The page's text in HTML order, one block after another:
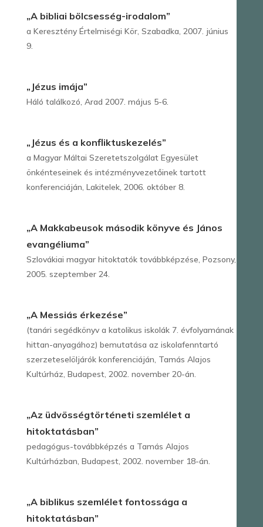
„A bibliai bölcsesség-irodalom”
a Keresztény Értelmiségi Kör, Szabadka, 2007. június
9.
„Jézus imája”
Háló találkozó, Arad 2007. május 5-6.
„Jézus és a konfliktuskezelés”
a Magyar Máltai Szeretetszolgálat Egyesület
önkénteseinek és intézményvezetőinek tartott
konferenciáján, Lakitelek, 2006. október 8.
„A Makkabeusok második könyve és János
evangéliuma”
Szlovákiai magyar hitoktatók továbbképzése, Pozsony,
2005. szeptember 24.
„A Messiás érkezése”
(tanári segédkönyv a katolikus iskolák 7. évfolyamának
hittan-anyagához) bemutatása az iskolafenntartó
szerzeteselöljárók konferenciáján, Tamás Alajos
Kultúrház, Budapest, 2002. november 20-án.
„Az üdvösségtörténeti szemlélet a
hitoktatásban”
pedagógus-továbbképzés a Tamás Alajos
Kultúrházban, Budapest, 2002. november 18-án.
„A biblikus szemlélet fontossága a
hitoktatásban”